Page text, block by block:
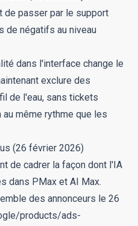
passer par le support
de négatifs au niveau
dans l'interface change le
exclure des
de l'eau, sans tickets
même rythme que les
(26 février 2026)
de cadrer la façon dont l'IA
dans PMax et AI Max.
des annonceurs le 26
products/ads-